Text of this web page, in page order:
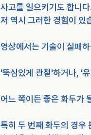
사고를 일으키기도 합니
저 역시 그러한 경험이 있
영상에서는 기술이 실패
'뚝심있게 관철'하거나, '
어느 쪽이든 좋은 화두가
특히 두 번째 화두의 경우